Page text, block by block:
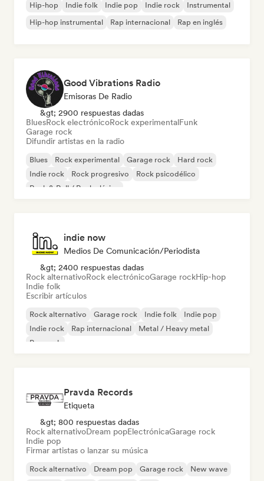
Hip-hop Indie folk Indie pop Indie rock
Instrumental
Hip-hop instrumental
Rap internacional Rap en inglés
Good Vibrations Radio
Emisoras De Radio
&gt; 2900 respuestas dadas
BluesRock electrónicoRock experimentalFunk
Garage rock
Difundir artistas en la radio
Blues Rock experimental Garage rock
Hard rock
Indie rock
Rock progresivo
Rock psicodélico
Rock & Roll / Rock clásico
indie now
Medios De Comunicación/Periodista
&gt; 2400 respuestas dadas
Rock alternativoRock electrónicoGarage rockHip-hop
Indie folk
Escribir artículos
Rock alternativo Garage rock Indie folk
Indie pop
Indie rock
Rap internacional
Metal / Heavy metal
Pop rock
Pravda Records
Etiqueta
&gt; 800 respuestas dadas
Rock alternativoDream popElectrónicaGarage rock
Indie pop
Firmar artistas o lanzar su música
Rock alternativo Dream pop Garage rock
New wave